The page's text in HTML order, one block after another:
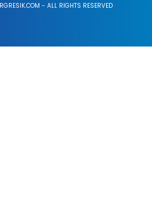
- ALL RIGHTS RESERVED